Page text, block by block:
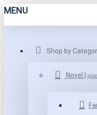
MENU
Shop by
Novel |